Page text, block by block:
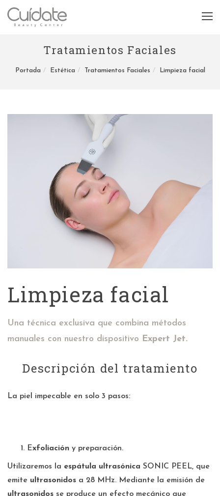
Tratamientos Faciales
Portada Estética Tratamientos Faciales Limpieza facial
Limpieza facial
Una técnica exclusiva que combina métodos
manuales con nuestro dispositivo Expert Jet.
Descripción del tratamiento
La piel impecable en solo 3 pasos:
Exfoliación y preparación.
Utilizaremos la espátula ultrasónica SONIC PEEL, que
emite ultrasonidos a 28 MHz. Mediante la emisión de
ultrasonidos se produce un efecto mecánico que